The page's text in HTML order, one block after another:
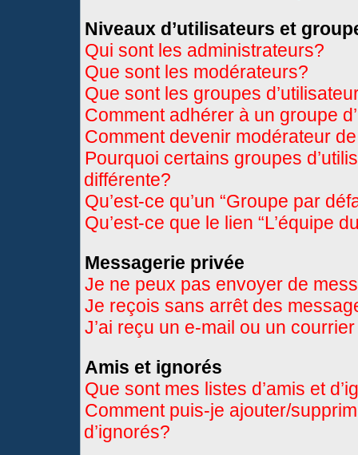
Niveaux d’utilisateurs et
Qui sont les administrateurs?
Que sont les modérateurs?
Que sont les groupes
Comment adhérer à un groupe
Comment devenir modérateur
Pourquoi certains groupes
différente?
Qu’est-ce qu’un “Groupe par
Qu’est-ce que le lien “L’équipe
Messagerie privée
Je ne peux pas envoyer de
Je reçois sans arrêt des
J’ai reçu un e-mail ou un
Amis et ignorés
Que sont mes listes d’amis et
Comment puis-je ajouter/
d’ignorés?